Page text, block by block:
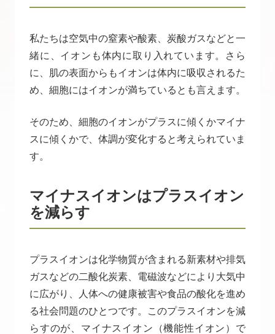
私たちは空気中の窒素や酸素、炭酸ガスなどと一
緒に、イオンも体内に取り入れています。さら
に、肌の表面からもイオンは体内に吸収されるた
め、細胞にはイオンが満ちているとも言えます。
そのため、細胞のイオンがプラスに傾くかマイナ
スに傾くかで、体調が変化すると考えられていま
す。
マイナスイオンはプラスイオン
を減らす
プラスイオンは化学物質が含まれる新素材や排気
ガスなどの二酸化炭素、電磁波などにより大気中
に広がり、人体への健康被害や食品の酸化を進め
る社会問題のひとつです。このプラスイオンを減
らすのが、マイナスイオン（機能性イオン）で